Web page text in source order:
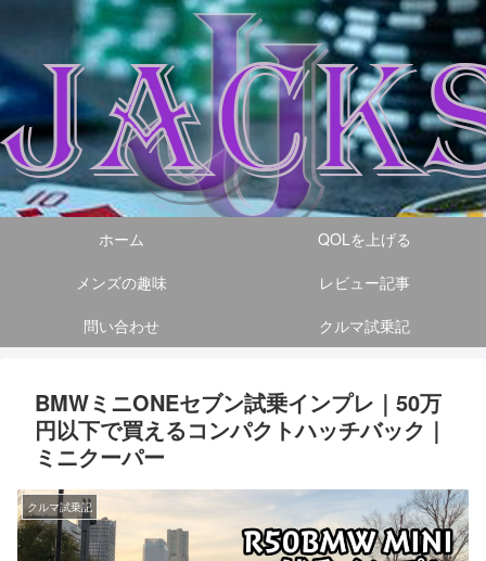
ホーム
QOLを上げる
メンズの趣味
レビュー記事
問い合わせ
クルマ試乗記
BMWミニONEセブン試乗インプレ｜50万
円以下で買えるコンパクトハッチバック｜
ミニクーパー
クルマ試乗記